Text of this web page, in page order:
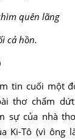
quên lãng
cả hồn.
tin cuối một
thơ chấm
sự của nhà
Ki-Tô (vì ông